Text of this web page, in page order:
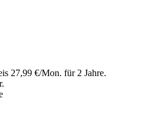
27,99 €/Mon. für 2 Jahre.